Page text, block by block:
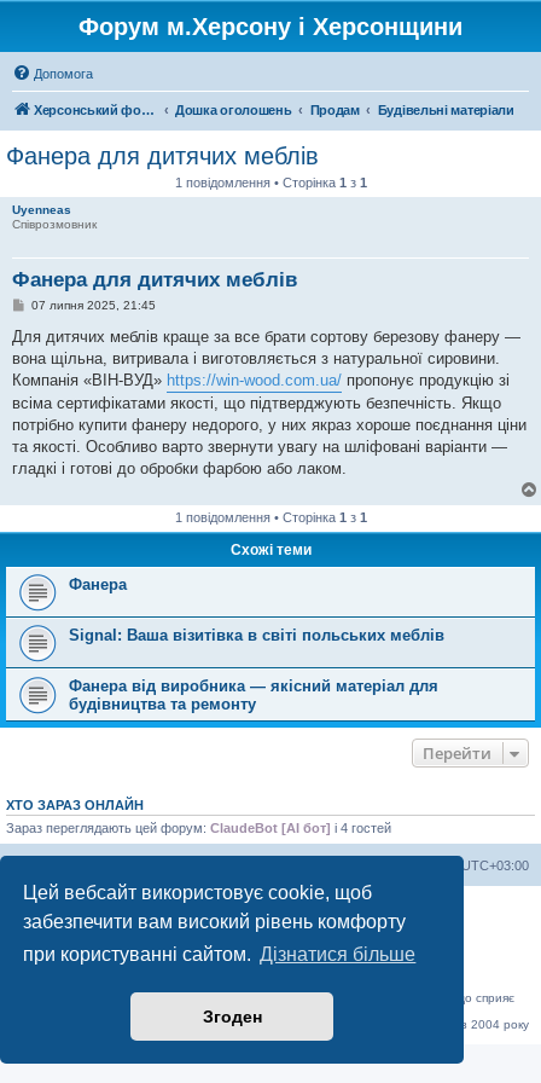
Цей вебсайт використовує cookie, щоб
забезпечити вам високий рівень комфорту
при користуванні сайтом. Дізнатися більше
Згоден
Форум м.Херсону і Херсонщини
Допомога
Херсонський форум Дошка оголошень Продам Будівельні матеріали
Фанера для дитячих меблів
1 повідомлення • Сторінка 1 з 1
Uyenneas
Співрозмовник
Фанера для дитячих меблів
П
в
д
о
л
е
н
н
я
07 липня 2025, 21:45
Для дитячих меблів краще за все брати сортову березову фанеру —
вона щільна, витривала і виготовляється з натуральної сировини.
Компанія «ВІН-ВУД» https://win-wood.com.ua/ пропонує продукцію зі
всіма сертифікатами якості, що підтверджують безпечність. Якщо
потрібно купити фанеру недорого, у них якраз хороше поєднання ціни
та якості. Особливо варто звернути увагу на шліфовані варіанти —
гладкі і готові до обробки фарбою або лаком.
1 повідомлення • Сторінка 1 з 1
Схожі теми
Фанера
Signal: Ваша візитівка в світі польських меблів
Фанера від виробника — якісний матеріал для
будівництва та ремонту
Перейти
ХТО ЗАРАЗ ОНЛАЙН
Зараз переглядають цей форум: ClaudeBot [AI бот] і 4 гостей
UTC+03:00
Конфіденційність |Умови
«Херсонський форум» – приватний, незалежний інтерактивний веб-ресурс, що сприяє
комунікації через глобальну мережу Інтернет.
та приєднуйтесь до дружньої спільноти, яка тут спілкується з 2004 року
до сьогодні. © Всі права захищені.